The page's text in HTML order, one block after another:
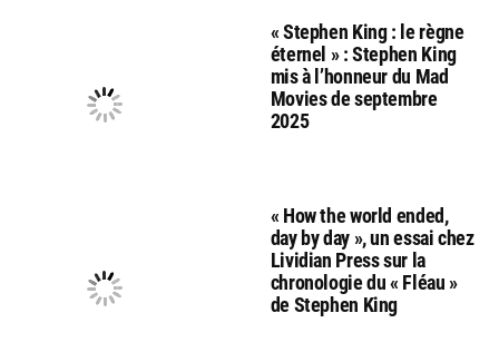
« Stephen King : le règne
éternel » : Stephen King
mis à l’honneur du Mad
Movies de septembre
2025
« How the world ended,
day by day », un essai chez
Lividian Press sur la
chronologie du « Fléau »
de Stephen King